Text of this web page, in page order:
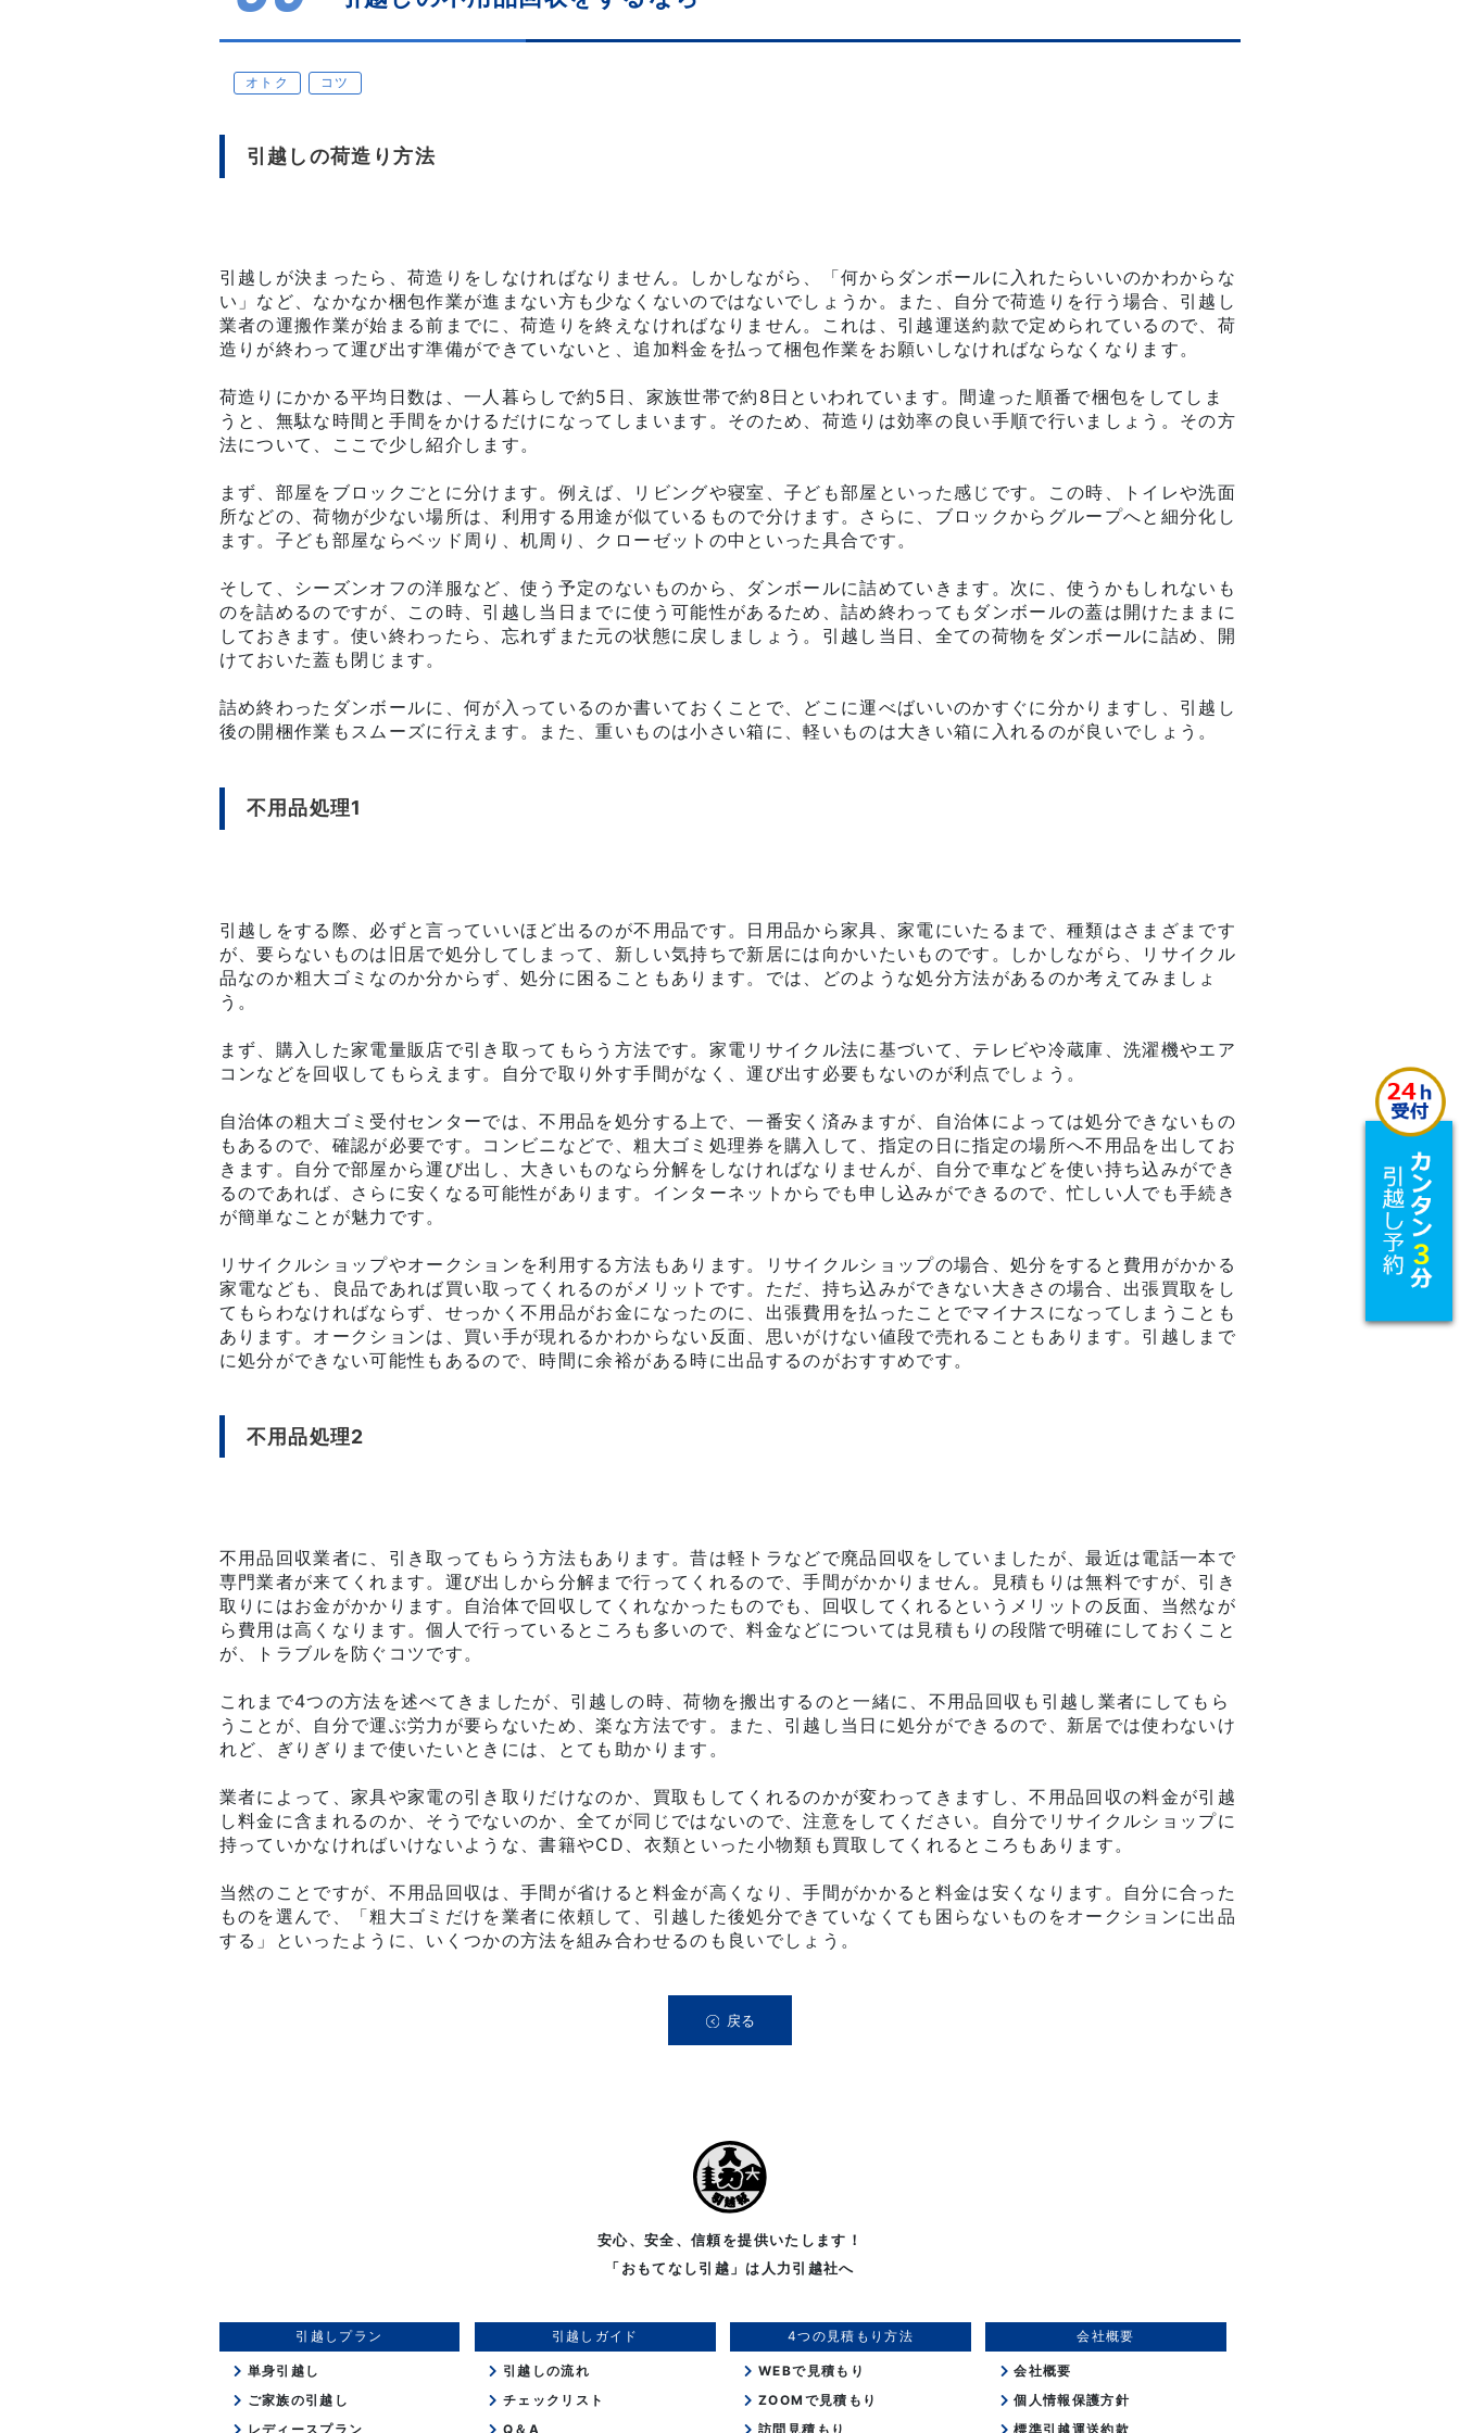
オトク コツ
引越しの荷造り方法
引越しが決まったら、荷造りをしなければなりません。しかしながら、「何からダンボールに入れたらいいのかわからな
い」など、なかなか梱包作業が進まない方も少なくないのではないでしょうか。また、自分で荷造りを行う場合、引越し
業者の運搬作業が始まる前までに、荷造りを終えなければなりません。これは、引越運送約款で定められているので、荷
造りが終わって運び出す準備ができていないと、追加料金を払って梱包作業をお願いしなければならなくなります。
荷造りにかかる平均日数は、一人暮らしで約5日、家族世帯で約8日といわれています。間違った順番で梱包をしてしま
うと、無駄な時間と手間をかけるだけになってしまいます。そのため、荷造りは効率の良い手順で行いましょう。その方
法について、ここで少し紹介します。
まず、部屋をブロックごとに分けます。例えば、リビングや寝室、子ども部屋といった感じです。この時、トイレや洗面
所などの、荷物が少ない場所は、利用する用途が似ているもので分けます。さらに、ブロックからグループへと細分化し
ます。子ども部屋ならベッド周り、机周り、クローゼットの中といった具合です。
そして、シーズンオフの洋服など、使う予定のないものから、ダンボールに詰めていきます。次に、使うかもしれないも
のを詰めるのですが、この時、引越し当日までに使う可能性があるため、詰め終わってもダンボールの蓋は開けたままに
しておきます。使い終わったら、忘れずまた元の状態に戻しましょう。引越し当日、全ての荷物をダンボールに詰め、開
けておいた蓋も閉じます。
詰め終わったダンボールに、何が入っているのか書いておくことで、どこに運べばいいのかすぐに分かりますし、引越し
後の開梱作業もスムーズに行えます。また、重いものは小さい箱に、軽いものは大きい箱に入れるのが良いでしょう。
不用品処理1
引越しをする際、必ずと言っていいほど出るのが不用品です。日用品から家具、家電にいたるまで、種類はさまざまです
が、要らないものは旧居で処分してしまって、新しい気持ちで新居には向かいたいものです。しかしながら、リサイクル
品なのか粗大ゴミなのか分からず、処分に困ることもあります。では、どのような処分方法があるのか考えてみましょ
う。
まず、購入した家電量販店で引き取ってもらう方法です。家電リサイクル法に基づいて、テレビや冷蔵庫、洗濯機やエア
コンなどを回収してもらえます。自分で取り外す手間がなく、運び出す必要もないのが利点でしょう。
自治体の粗大ゴミ受付センターでは、不用品を処分する上で、一番安く済みますが、自治体によっては処分できないもの
もあるので、確認が必要です。コンビニなどで、粗大ゴミ処理券を購入して、指定の日に指定の場所へ不用品を出してお
きます。自分で部屋から運び出し、大きいものなら分解をしなければなりませんが、自分で車などを使い持ち込みができ
るのであれば、さらに安くなる可能性があります。インターネットからでも申し込みができるので、忙しい人でも手続き
が簡単なことが魅力です。
リサイクルショップやオークションを利用する方法もあります。リサイクルショップの場合、処分をすると費用がかかる
家電なども、良品であれば買い取ってくれるのがメリットです。ただ、持ち込みができない大きさの場合、出張買取をし
てもらわなければならず、せっかく不用品がお金になったのに、出張費用を払ったことでマイナスになってしまうことも
あります。オークションは、買い手が現れるかわからない反面、思いがけない値段で売れることもあります。引越しまで
に処分ができない可能性もあるので、時間に余裕がある時に出品するのがおすすめです。
不用品処理2
不用品回収業者に、引き取ってもらう方法もあります。昔は軽トラなどで廃品回収をしていましたが、最近は電話一本で
専門業者が来てくれます。運び出しから分解まで行ってくれるので、手間がかかりません。見積もりは無料ですが、引き
取りにはお金がかかります。自治体で回収してくれなかったものでも、回収してくれるというメリットの反面、当然なが
ら費用は高くなります。個人で行っているところも多いので、料金などについては見積もりの段階で明確にしておくこと
が、トラブルを防ぐコツです。
これまで4つの方法を述べてきましたが、引越しの時、荷物を搬出するのと一緒に、不用品回収も引越し業者にしてもら
うことが、自分で運ぶ労力が要らないため、楽な方法です。また、引越し当日に処分ができるので、新居では使わないけ
れど、ぎりぎりまで使いたいときには、とても助かります。
業者によって、家具や家電の引き取りだけなのか、買取もしてくれるのかが変わってきますし、不用品回収の料金が引越
し料金に含まれるのか、そうでないのか、全てが同じではないので、注意をしてください。自分でリサイクルショップに
持っていかなければいけないような、書籍やCD、衣類といった小物類も買取してくれるところもあります。
当然のことですが、不用品回収は、手間が省けると料金が高くなり、手間がかかると料金は安くなります。自分に合った
ものを選んで、「粗大ゴミだけを業者に依頼して、引越した後処分できていなくても困らないものをオークションに出品
する」といったように、いくつかの方法を組み合わせるのも良いでしょう。
戻る
安心、安全、信頼を提供いたします！
「おもてなし引越」は人力引越社へ
引越しプラン
単身引越し
ご家族の引越し
レディースプラン
引越しガイド
引越しの流れ
チェックリスト
Q＆A
4つの見積もり方法
WEBで見積もり
ZOOMで見積もり
訪問見積もり
会社概要
会社概要
個人情報保護方針
標準引越運送約款